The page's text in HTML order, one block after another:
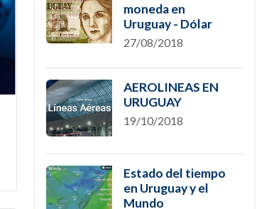
moneda en
Uruguay - Dólar
27/08/2018
AEROLINEAS EN
URUGUAY
19/10/2018
Estado del tiempo
en Uruguay y el
Mundo